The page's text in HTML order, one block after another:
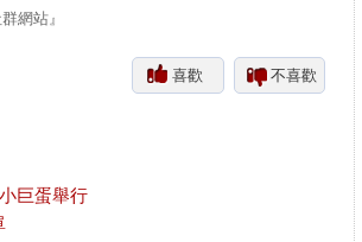
網站』
喜歡 不喜歡
巨蛋舉行